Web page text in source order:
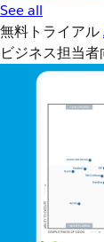
See all
無料トライアル
ビジネス担当者